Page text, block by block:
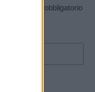
campo obbligatorio